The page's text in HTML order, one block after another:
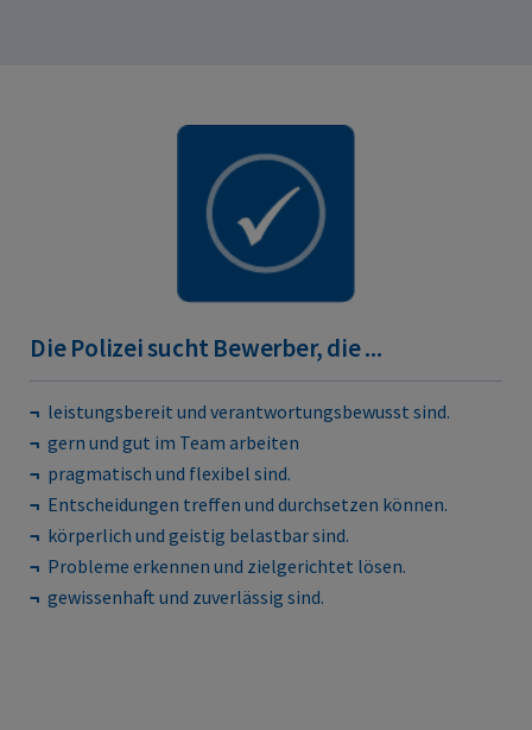
Die Polizei sucht Bewerber, die ...
leistungsbereit und verantwortungsbewusst sind.
gern und gut im Team arbeiten
pragmatisch und flexibel sind.
Entscheidungen treffen und durchsetzen können.
körperlich und geistig belastbar sind.
Probleme erkennen und zielgerichtet lösen.
gewissenhaft und zuverlässig sind.